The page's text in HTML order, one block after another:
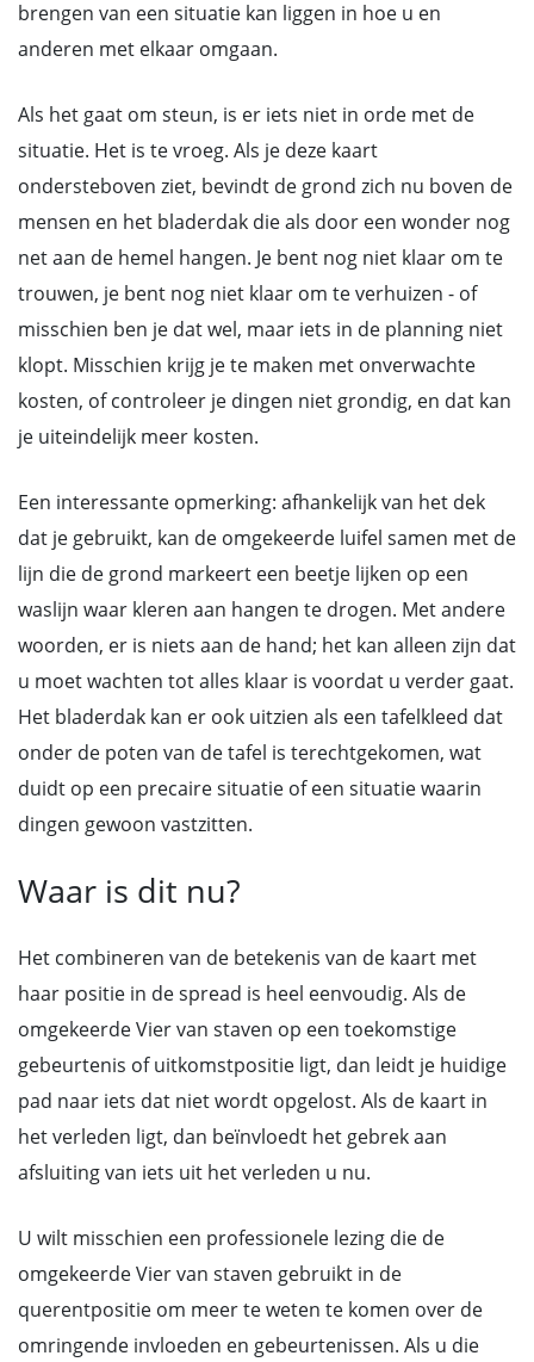
brengen van een situatie kan liggen in hoe u en
anderen met elkaar omgaan.
Als het gaat om steun, is er iets niet in orde met de
situatie. Het is te vroeg. Als je deze kaart
ondersteboven ziet, bevindt de grond zich nu boven de
mensen en het bladerdak die als door een wonder nog
net aan de hemel hangen. Je bent nog niet klaar om te
trouwen, je bent nog niet klaar om te verhuizen - of
misschien ben je dat wel, maar iets in de planning niet
klopt. Misschien krijg je te maken met onverwachte
kosten, of controleer je dingen niet grondig, en dat kan
je uiteindelijk meer kosten.
Een interessante opmerking: afhankelijk van het dek
dat je gebruikt, kan de omgekeerde luifel samen met de
lijn die de grond markeert een beetje lijken op een
waslijn waar kleren aan hangen te drogen. Met andere
woorden, er is niets aan de hand; het kan alleen zijn dat
u moet wachten tot alles klaar is voordat u verder gaat.
Het bladerdak kan er ook uitzien als een tafelkleed dat
onder de poten van de tafel is terechtgekomen, wat
duidt op een precaire situatie of een situatie waarin
dingen gewoon vastzitten.
Waar is dit nu?
Het combineren van de betekenis van de kaart met
haar positie in de spread is heel eenvoudig. Als de
omgekeerde Vier van staven op een toekomstige
gebeurtenis of uitkomstpositie ligt, dan leidt je huidige
pad naar iets dat niet wordt opgelost. Als de kaart in
het verleden ligt, dan beïnvloedt het gebrek aan
afsluiting van iets uit het verleden u nu.
U wilt misschien een professionele lezing die de
omgekeerde Vier van staven gebruikt in de
querentpositie om meer te weten te komen over de
omringende invloeden en gebeurtenissen. Als u die